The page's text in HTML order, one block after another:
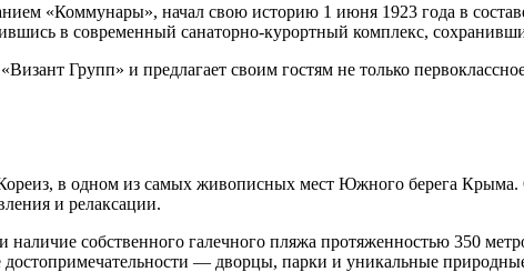
«Коммунары», начал свою историю 1 июня 1923 года в
в современный санаторно-курортный комплекс,
Групп» и предлагает своим гостям не только
в одном из самых живописных мест Южного берега
и релаксации.
собственного галечного пляжа протяженностью 350
— дворцы, парки и уникальные